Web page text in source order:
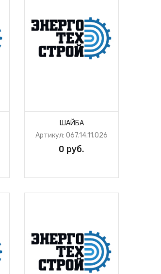
ШАЙБА
Артикул: 067.14.11.026
0 руб.